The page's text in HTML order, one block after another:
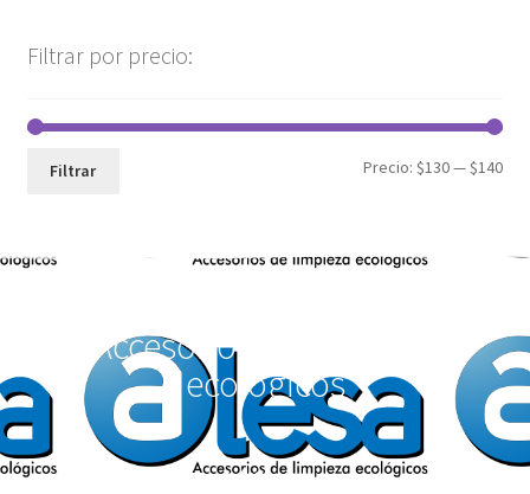
Filtrar por precio:
Filtrar Precio: $130— $140
Accesorios de Limpieza
ecológicos
Teléfonos: